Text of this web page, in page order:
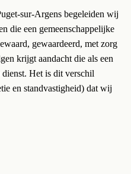
sur-Argens begeleiden wij
die een gemeenschappelijke
gewaardeerd, met zorg
krijgt aandacht die als een
dienst. Het is dit verschil
en standvastigheid) dat wij